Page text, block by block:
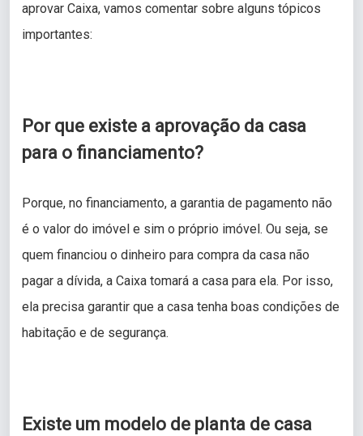
aprovar Caixa, vamos comentar sobre alguns tópicos
importantes:
Por que existe a aprovação da casa
para o financiamento?
Porque, no financiamento, a garantia de pagamento não
é o valor do imóvel e sim o próprio imóvel. Ou seja, se
quem financiou o dinheiro para compra da casa não
pagar a dívida, a Caixa tomará a casa para ela. Por isso,
ela precisa garantir que a casa tenha boas condições de
habitação e de segurança.
Existe um modelo de planta de casa